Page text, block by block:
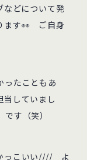
などについて発
ます👀 ご自身
ったこともあ
当していまし
す（笑）
っこいい//// よ